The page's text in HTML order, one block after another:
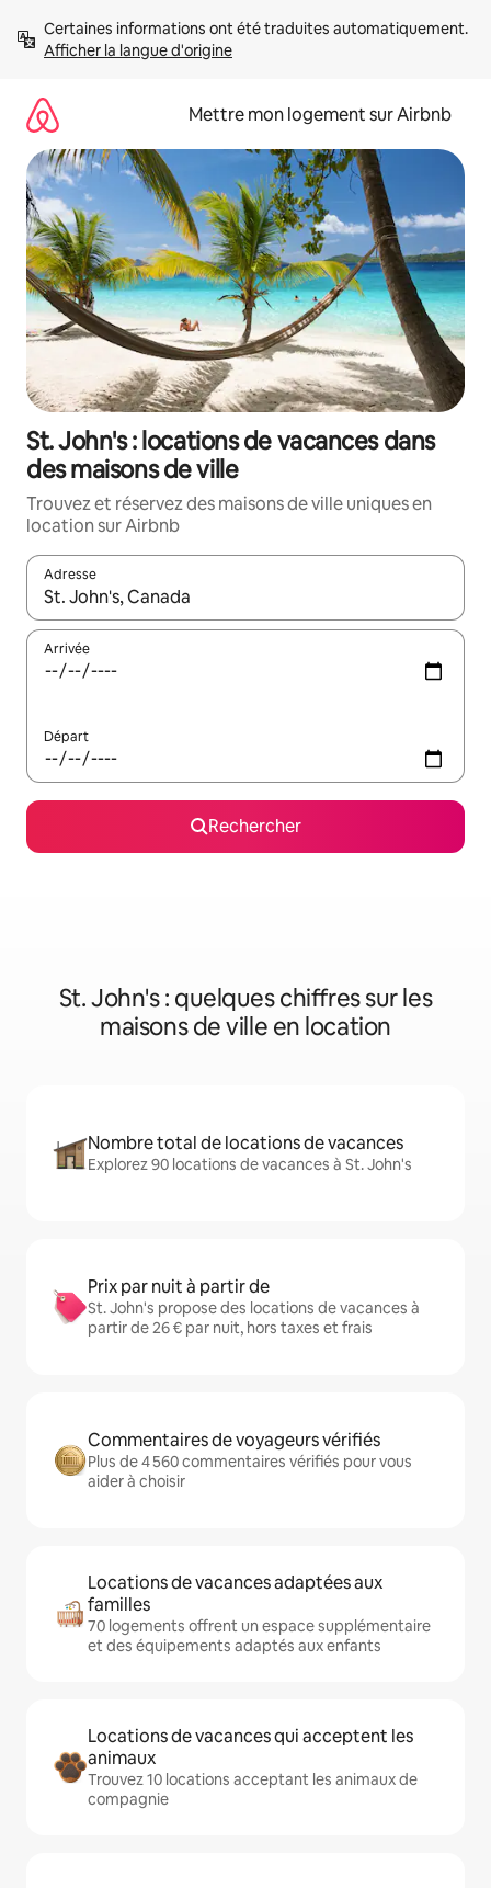
directement
Afficher la langue d'origine
Mettre mon logement sur Airbnb
St. John's : locations de vacances dans
des maisons de ville
Trouvez et réservez des maisons de ville uniques en
location sur Airbnb
Adresse
Lorsque les résultats s'affichent, utilisez les flèches vers le
Arrivée
Départ
Rechercher
St. John's : quelques chiffres sur les
maisons de ville en location
Nombre total de locations de vacances
Explorez 90 locations de vacances à St. John's
Prix par nuit à partir de
St. John's propose des locations de vacances à
partir de 26 € par nuit, hors taxes et frais
Commentaires de voyageurs vérifiés
Plus de 4 560 commentaires vérifiés pour vous
aider à choisir
Locations de vacances adaptées aux
familles
70 logements offrent un espace supplémentaire
et des équipements adaptés aux enfants
Locations de vacances qui acceptent les
animaux
Trouvez 10 locations acceptant les animaux de
compagnie